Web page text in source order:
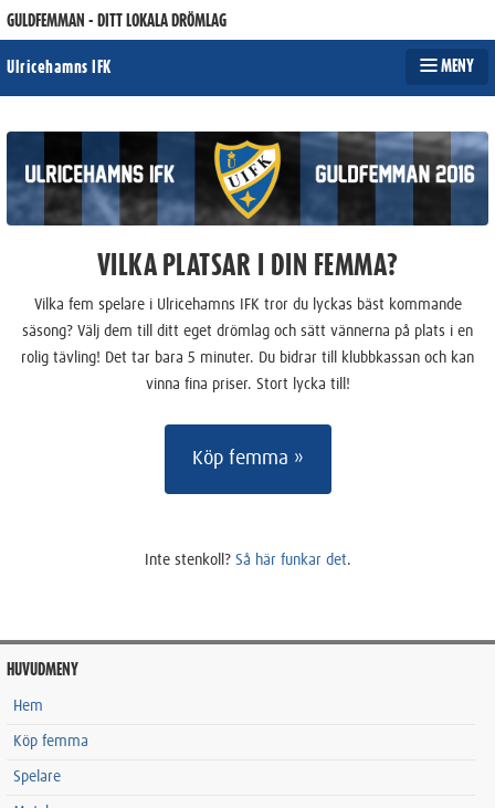
GULDFEMMAN - DITT LOKALA DRÖMLAG
Ulricehamns IFK MENY
VILKA PLATSAR I DIN FEMMA?
Vilka fem spelare i Ulricehamns IFK tror du lyckas bäst kommande
säsong? Välj dem till ditt eget drömlag och sätt vännerna på plats i en
rolig tävling! Det tar bara 5 minuter. Du bidrar till klubbkassan och kan
vinna fina priser. Stort lycka till!
Köp femma »
Inte stenkoll? Så här funkar det.
HUVUDMENY
Hem
Köp femma
Spelare